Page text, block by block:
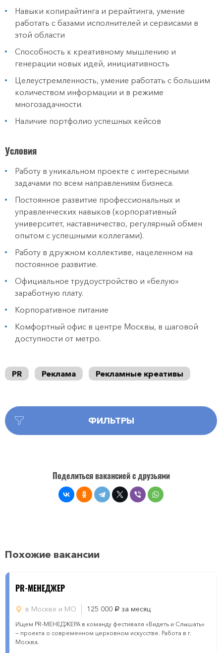
Навыки копирайтинга и рерайтинга, умение
работать с базами исполнителей и сервисами в
этой области
Способность к креативному мышлению и
генерации новых идей, инициативность
Целеустремленность, умение работать с большим
количеством информации и в режиме
многозадачности.
Наличие портфолио успешных кейсов
Условия
Работу в уникальном проекте с интересными
задачами по всем направлениям бизнеса.
Постоянное развитие профессиональных и
управленческих навыков (корпоративный
университет, наставничество, регулярный обмен
опытом с успешными коллегами).
Работу в дружном коллективе, нацеленном на
постоянное развитие.
Официальное трудоустройство и «белую»
заработную плату.
Корпоративное питание
Комфортный офис в центре Москвы, в шаговой
доступности от метро.
PR Реклама Рекламные креативы
ФИЛЬТРЫ
Поделиться вакансией с друзьями
Похожие вакансии
PR-МЕНЕДЖЕР
в Москве и МО 125 000 руб. за месяц
Ищем PR-МЕНЕДЖЕРА в команду фестиваля «Видеть и Слышать»
— проекта о современном церковном искусстве. Работа в г.
Москва.